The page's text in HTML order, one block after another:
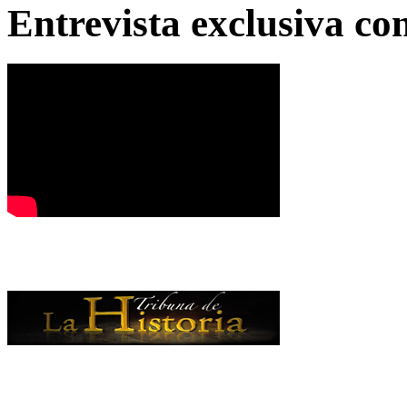
Entrevista exclusiva